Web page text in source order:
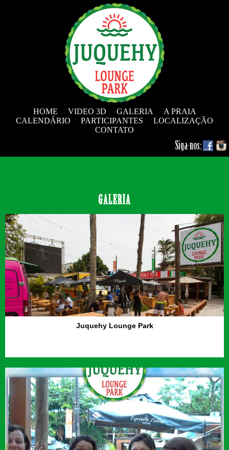
HOME VIDEO 3D GALERIA
A PRAIA
CALENDÁRIO
PARTICIPANTES
LOCALIZAÇÃO
CONTATO
Siga-nos:
GALERIA
Juquehy Lounge Park